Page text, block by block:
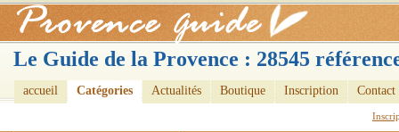
Le Guide de la Provence : 28545
accueil Catégories Actualités Boutique Inscription Contact